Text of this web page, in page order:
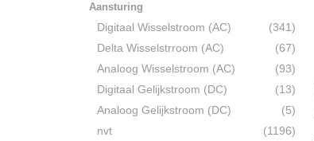
Aansturing
Digitaal Wisselstroom (AC)
(341)
Delta Wisselstrroom (AC)
(67)
Analoog Wisselstroom (AC)
(93)
Digitaal Gelijkstroom (DC)
(13)
Analoog Gelijkstroom (DC)
(5)
nvt
(1196)